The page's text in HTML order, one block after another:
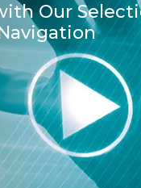
Our